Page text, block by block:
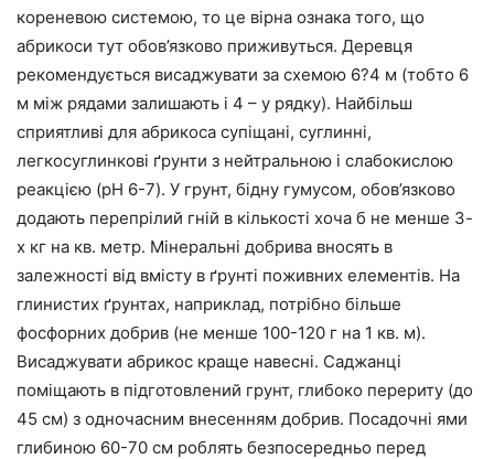
кореневою системою, то це вірна ознака того, що
абрикоси тут обов’язково приживуться. Деревця
рекомендується висаджувати за схемою 6?4 м (тобто 6
м між рядами залишають і 4 – у рядку). Найбільш
сприятливі для абрикоса супіщані, суглинні,
легкосуглинкові ґрунти з нейтральною і слабокислою
реакцією (pH 6-7). У грунт, бідну гумусом, обов’язково
додають перепрілий гній в кількості хоча б не менше 3-
х кг на кв. метр. Мінеральні добрива вносять в
залежності від вмісту в ґрунті поживних елементів. На
глинистих ґрунтах, наприклад, потрібно більше
фосфорних добрив (не менше 100-120 г на 1 кв. м).
Висаджувати абрикос краще навесні. Саджанці
поміщають в підготовлений грунт, глибоко перериту (до
45 см) з одночасним внесенням добрив. Посадочні ями
глибиною 60-70 см роблять безпосередньо перед